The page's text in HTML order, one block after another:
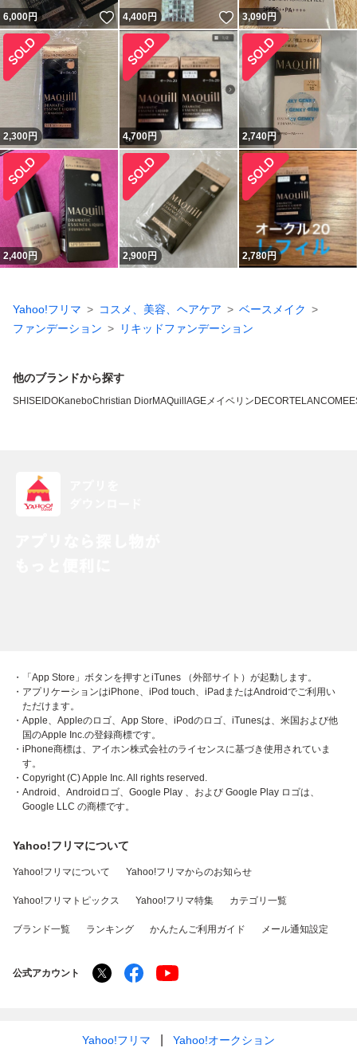
6,000円 いいね！
4,400円 いいね！
3,090円
2,300円 4,700円 2,740円
2,400円 2,900円 2,780円
Yahoo!フリマ コスメ、美容、ヘアケア
ベースメイク
ファンデーション
リキッドファンデーション
他のブランドから探す
SHISEIDOKaneboChristian DiorMAQuillAGEメイベリン DECORTELANCOME
・「App Store」ボタンを押すとiTunes （外部サイト）が起動します。
・アプリケーションはiPhone、iPod touch、iPadまたはAndroidでご利用い
ただけます。
・Apple、Appleのロゴ、App Store、iPodのロゴ、iTunesは、米国および他
国のApple Inc.の登録商標です。
・iPhone商標は、アイホン株式会社のライセンスに基づき使用されていま
す。
・Copyright (C) Apple Inc. All rights reserved.
・Android、Androidロゴ、Google Play 、および Google Play ロゴは、
Google LLC の商標です。
Yahoo!フリマについて
Yahoo!フリマについて Yahoo!フリマからのお知らせ
Yahoo!フリマトピックス Yahoo!フリマ特集 カテゴリ一覧
ブランド一覧 ランキング かんたんご利用ガイド メール通知設定
公式アカウント
Yahoo!フリマ Yahoo!オークション